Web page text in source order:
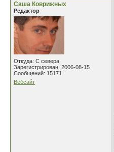
Саша Коврижных
Редактор
Откуда: С севера.
Зарегистрирован: 2006-08-15
Сообщений: 15171
Вебсайт